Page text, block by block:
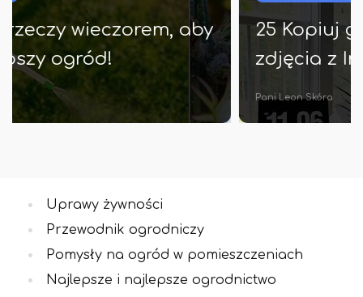
25 Kopiuj godne biurko biurkowe
zdjęcia z Instagrama
Pani Leon Skóra
Uprawy żywności
Przewodnik ogrodniczy
Pomysły na ogród w pomieszczeniach
Najlepsze i najlepsze ogrodnictwo